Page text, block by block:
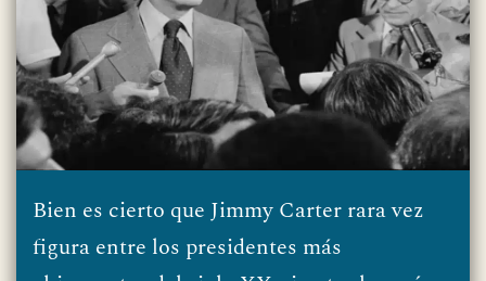
Bien es cierto que Jimmy Carter rara vez
figura entre los presidentes más